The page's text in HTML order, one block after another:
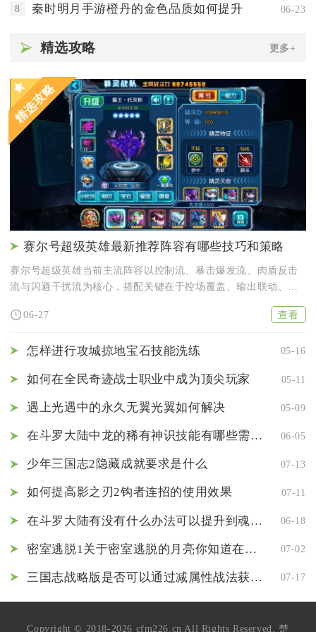
8 秦时明月手游橙丹的金色品质如何提升 06-23
精选攻略 更多+
精选攻略
赛尔号超级英雄最新推荐阵容有哪些技巧和策略
赛尔号超级英雄当前主流阵容以控制流、暴击爆发流、肉盾反击
流与闪避干扰流为核心，搭配关键在于控场覆盖、输出联动、前
06-27
查看
怎样进行攻城掠地宝石技能洗练 05-16
如何在全民奇迹战士职业中成为顶尖玩家 05-11
遇上光遇中的永久无翼光翼如何解决 05-09
在斗罗大陆中龙的稀有神识技能有哪些需要注意的地方 06-05
少年三国志2隐藏成就要求是什么 07-13
如何提高影之刃2钩者连招的使用效果 07-11
在斗罗大陆有没有什么办法可以提升到魂宗四级 06-18
密室逃脱1关于密室逃脱的月亮你知道在哪儿 07-02
三国志战略版是否可以通过减属性战法获得胜利 07-17
Copyright © 2018-2026 cfm226.cn All Rights Reserved. 楚